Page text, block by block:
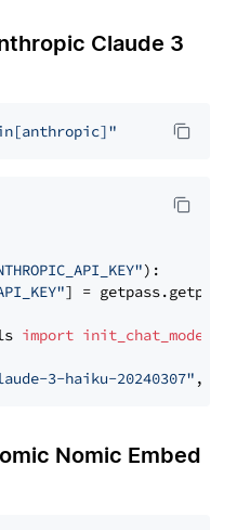
Claude 3
):
] = getpass.getpass(
import init_chat_model
3-haiku-20240307" ,
Nomic Embed